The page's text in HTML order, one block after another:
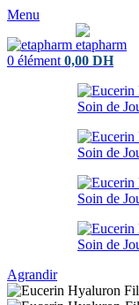
Menu
0 élément 0,00 DH
Agrandir